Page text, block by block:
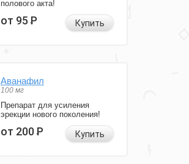
полового акта!
от 95Р Купить
Аванафил
100 мг
Препарат для усиления
эрекции нового поколения!
от 200Р Купить